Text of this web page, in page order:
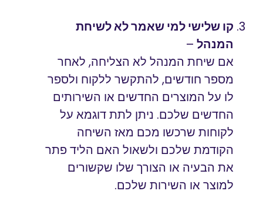
קו שלישי למי שאמר לא לשיחת
המנהל –
אם שיחת המנהל לא הצליחה, לאחר
מספר חודשים, להתקשר ללקוח ולספר
לו על המוצרים החדשים או השירותים
החדשים שלכם. ניתן לתת דוגמא על
לקוחות שרכשו מכם מאז השיחה
הקודמת שלכם ולשאול האם הליד פתר
את הבעיה או הצורך שלו שקשורים
למוצר או השירות שלכם.